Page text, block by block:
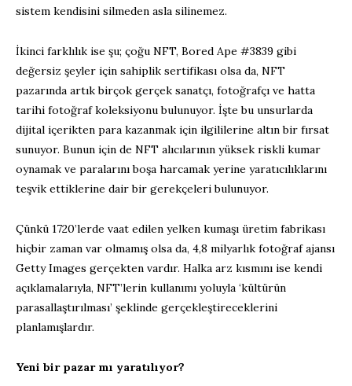
sistem kendisini silmeden asla silinemez.
İkinci farklılık ise şu; çoğu NFT, Bored Ape #3839 gibi
değersiz şeyler için sahiplik sertifikası olsa da, NFT
pazarında artık birçok gerçek sanatçı, fotoğrafçı ve hatta
tarihi fotoğraf koleksiyonu bulunuyor. İşte bu unsurlarda
dijital içerikten para kazanmak için ilgililerine altın bir fırsat
sunuyor. Bunun için de NFT alıcılarının yüksek riskli kumar
oynamak ve paralarını boşa harcamak yerine yaratıcılıklarını
teşvik ettiklerine dair bir gerekçeleri bulunuyor.
Çünkü 1720’lerde vaat edilen yelken kumaşı üretim fabrikası
hiçbir zaman var olmamış olsa da, 4,8 milyarlık fotoğraf ajansı
Getty Images gerçekten vardır. Halka arz kısmını ise kendi
açıklamalarıyla, NFT’lerin kullanımı yoluyla ‘kültürün
parasallaştırılması’ şeklinde gerçekleştireceklerini
planlamışlardır.
Yeni bir pazar mı yaratılıyor?